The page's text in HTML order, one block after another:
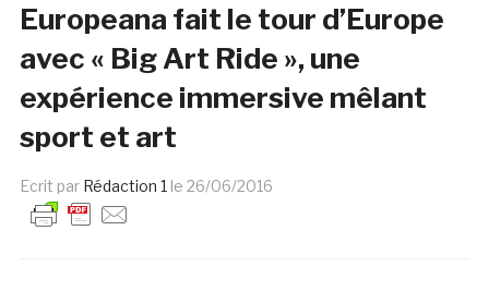
Europeana fait le tour d’Europe
avec « Big Art Ride », une
expérience immersive mêlant
sport et art
Ecrit par Rédaction 1 le 26/06/2016